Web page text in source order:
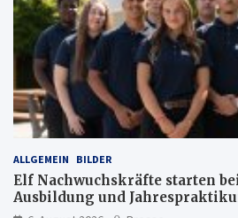
ALLGEMEIN BILDER
Elf Nachwuchskräfte starten
Ausbildung und